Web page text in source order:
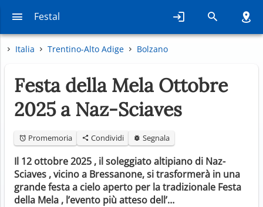
Festal
Italia Trentino-Alto Adige Bolzano
Festa della Mela Ottobre
2025 a Naz-Sciaves
Promemoria Condividi Segnala
Il 12 ottobre 2025 , il soleggiato altipiano di Naz-
Sciaves , vicino a Bressanone, si trasformerà in una
grande festa a cielo aperto per la tradizionale Festa
della Mela , l’evento più atteso dell’…